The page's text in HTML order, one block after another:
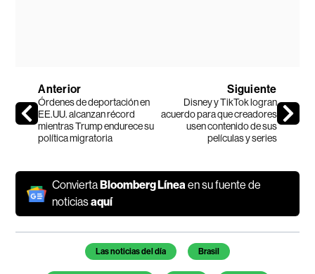
Anterior
Órdenes de deportación en
EE.UU. alcanzan récord
mientras Trump endurece su
política migratoria
Siguiente
Disney y TikTok logran
acuerdo para que creadores
usen contenido de sus
películas y series
Convierta Bloomberg Líneaen su fuente de
noticiasaquí
Temas de este artículo
Las noticias del día Brasil